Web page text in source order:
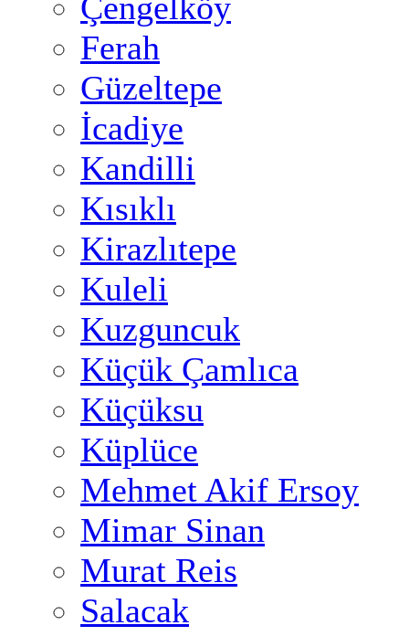
Ferah
Güzeltepe
İcadiye
Kandilli
Kısıklı
Kirazlıtepe
Kuleli
Kuzguncuk
Küçük Çamlıca
Küçüksu
Küplüce
Mehmet Akif Ersoy
Mimar Sinan
Murat Reis
Salacak